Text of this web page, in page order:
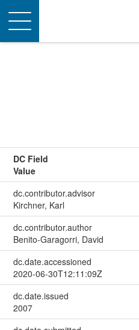
Toggle
navigation
DC Field
Value
dc.contributor.advisor
Kirchner, Karl
dc.contributor.author
Benito-Garagorri, David
dc.date.accessioned
2020-06-30T12:11:09Z
dc.date.issued
2007